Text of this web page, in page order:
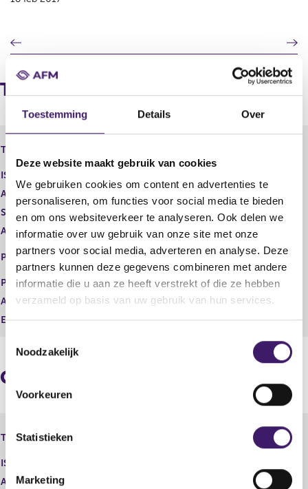
Toestemming Details Over
Deze website maakt gebruik van cookies
We gebruiken cookies om content en advertenties te
personaliseren, om functies voor social media te bieden
en om ons websiteverkeer te analyseren. Ook delen we
informatie over uw gebruik van onze site met onze
partners voor social media, adverteren en analyse. Deze
partners kunnen deze gegevens combineren met andere
informatie die u aan ze heeft verstrekt of die ze hebben
verzameld op basis van uw gebruik van hun services.
e
s
m
i
n
Noodzakelijk
Voorkeuren
Statistieken
Marketing
o
r
i
g
e
e
i
s
e
r
r
e
s
l
t
a
V
o
l
g
e
e
s
t
r
r
l
a
a
Transacties
Type instrument
Performance Award Shares
ISIN
Aard transactie
Soort transactie
Koop
Aandelenoptie programma
Nee
Plaats van handel
EURONEXT - EURONEXT
AMSTERDAM
Prijs
0,00
Aantal
9.906,00
Eenheid
EUR
Geaggregeerde informatie
Type instrument
Fiat Chrysler Automobiles N.V. -
Performance Award Shares
ISIN
Aard transactie